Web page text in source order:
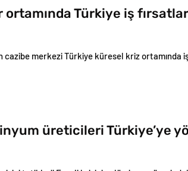
Türkiye iş
cazibe merkezi Türkiye küresel kriz ortamında
üreticileri Türkiye’ye